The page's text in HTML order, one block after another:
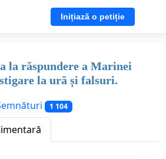
Inițiază o petiție
la răspundere a Marinei
la ură și falsuri.
1 104